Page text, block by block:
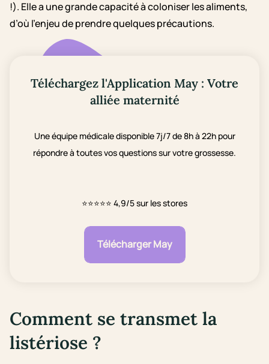
!). Elle a une grande capacité à coloniser les aliments,
d’où l’enjeu de prendre quelques précautions.
Téléchargez l'Application May : Votre
alliée maternité
Une équipe médicale disponible 7j/7 de 8h à 22h pour
répondre à toutes vos questions sur votre grossesse.
⭐⭐⭐⭐⭐ 4,9/5 sur les stores
Télécharger May
Comment se transmet la
listériose ?